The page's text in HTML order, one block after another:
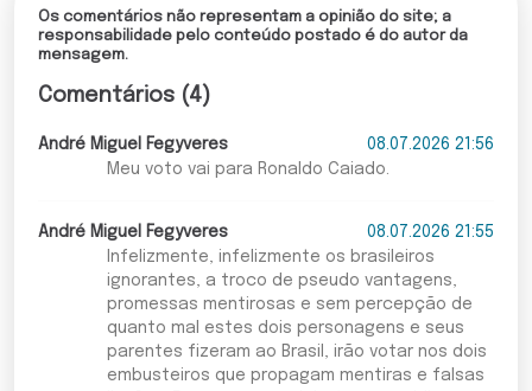
Os comentários não representam a opinião do site; a
responsabilidade pelo conteúdo postado é do autor da
mensagem.
Comentários (4)
André Miguel Fegyveres
08.07.2026 21:56
Meu voto vai para Ronaldo Caiado.
André Miguel Fegyveres
08.07.2026 21:55
Infelizmente, infelizmente os brasileiros
ignorantes, a troco de pseudo vantagens,
promessas mentirosas e sem percepção de
quanto mal estes dois personagens e seus
parentes fizeram ao Brasil, irão votar nos dois
embusteiros que propagam mentiras e falsas